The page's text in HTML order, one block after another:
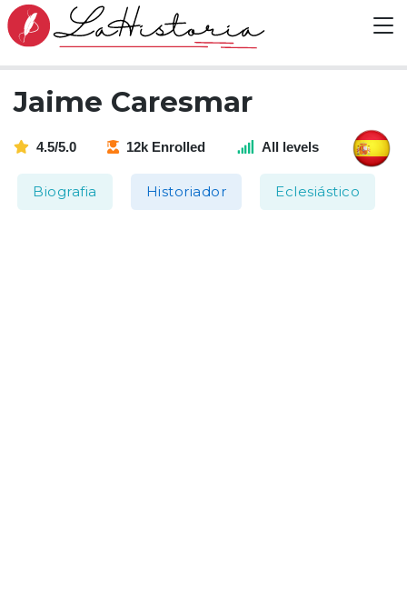
Jaime Caresmar
4.5/5.0 12k Enrolled All levels
Biografia Historiador Eclesiástico